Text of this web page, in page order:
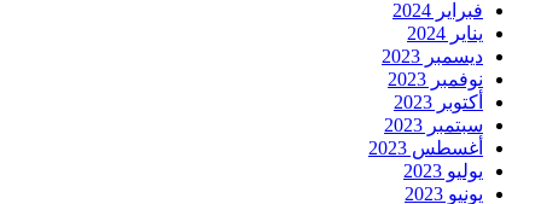
فبراير 2024
يناير 2024
ديسمبر 2023
نوفمبر 2023
أكتوبر 2023
سبتمبر 2023
أغسطس 2023
يوليو 2023
يونيو 2023